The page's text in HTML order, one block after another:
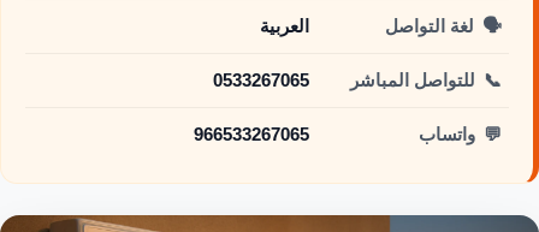
🗣️ لغة التواصل العربية
📞 للتواصل المباشر 0533267065
💬 واتساب 966533267065